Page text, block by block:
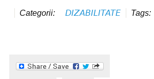
Categorii: DIZABILITATE Tags: